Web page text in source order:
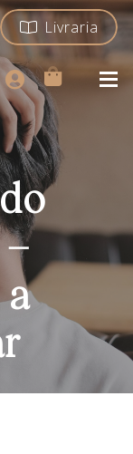
Livraria
–